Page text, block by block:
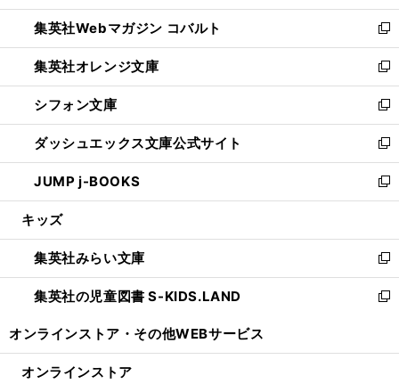
開
く
ウ
で
開
く
ン
ド
ウ
で
開
く
ウ
ィ
ン
ド
ウ
で
開
く
集英社Webマガジン コバルト
新
し
い
ウ
ィ
ン
ド
ウ
で
開
集英社オレンジ文庫
新
し
い
ウ
ィ
ン
ド
ウ
開
く
シフォン文庫
新
し
い
ウ
ィ
ン
ウ
で
開
く
ダッシュエックス文庫公式サイト
新
し
い
ウ
ン
ド
ウ
で
JUMP j-BOOKS
新
し
ウ
ィ
ン
ド
開
キッズ
集英社みらい文庫
新
し
い
ン
集英社の児童図書 S-KIDS.LAND
新
ウ
オンラインストア・ その他WEBサービス
オンラインストア